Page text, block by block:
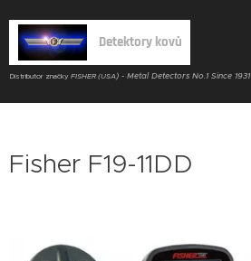
Detektory kovů
Distributor značky FISHER (USA) - Metal Detectors No.1 Since 1931
Fisher F19-11DD